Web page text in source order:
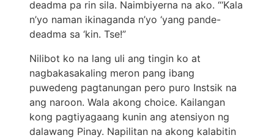
deadma pa rin sila. Naimbiyerna na ako. “‘Kala
n’yo naman ikinaganda n’yo ‘yang pande-
deadma sa ‘kin. Tse!”
Nilibot ko na lang uli ang tingin ko at
nagbakasakaling meron pang ibang
puwedeng pagtanungan pero puro Instsik na
ang naroon. Wala akong choice. Kailangan
kong pagtiyagaang kunin ang atensiyon ng
dalawang Pinay. Napilitan na akong kalabitin